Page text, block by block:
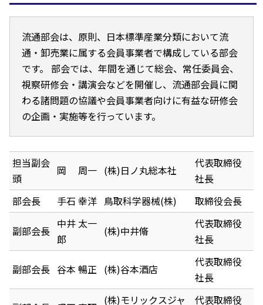
流通部会は、原則、日本標準産業分類において流
通・卸売業に属する会員事業者で構成している部会
です。 部会では、年間を通じて総会、常任委員会、
視察研修会・講演会などを開催し、流通部会員に関
わる諸問題の協議や会員事業者向けに有益な研修会
の企画・実施等を行っています。
担当副会
頭
岡 周一 (株)日ノ丸総本社
代表取締役
社長
部会長
手石 幸洋 鳥取科学器械(株) 取締役会長
副部会長
中井 太一
郎
(株)中井脩
代表取締役
社長
副部会長 谷本 暢正 (株)谷本酒店
代表取締役
社長
(株)モリックスジャ
代表取締役